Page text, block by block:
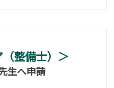
整備士）＞
生へ申請